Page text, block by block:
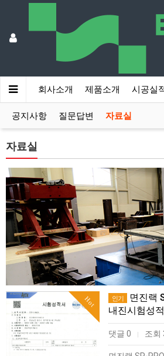
회사소개 제품소개 시공실
공지사항 질문답변 자료실
자료실
Hot 인기
면진랙
내진시험성
댓글 0 | 조회